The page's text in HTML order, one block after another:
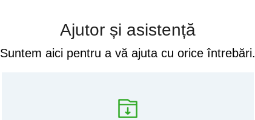
Ajutor și asistență
Suntem aici pentru a vă ajuta cu orice întrebări.